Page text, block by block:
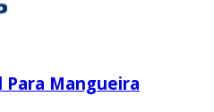
Mangueira